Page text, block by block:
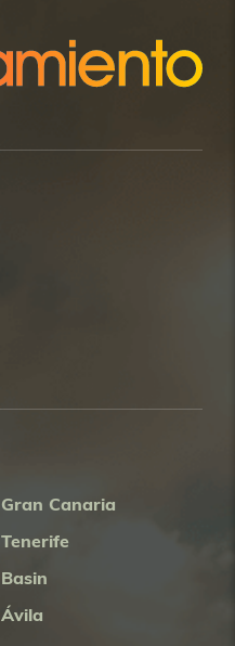
Gran Canaria
Tenerife
Basin
Ávila